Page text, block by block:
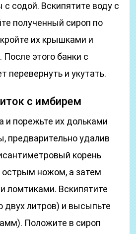
содой. Вскипятите воду с
полученный сироп по
их крышками и
После этого банки с
перевернуть и укутать.
с имбирем
и порежьте их дольками
предварительно удалив
корень
острым ножом, а затем
ломтиками. Вскипятите
двух литров) и высыпьте
Положите в сироп